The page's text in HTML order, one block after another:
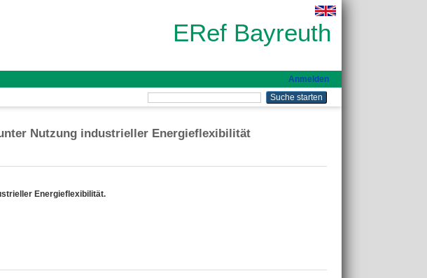
ERef Bayreuth
Anmelden
Nutzung industrieller Energieflexibilität
Energieflexibilität.